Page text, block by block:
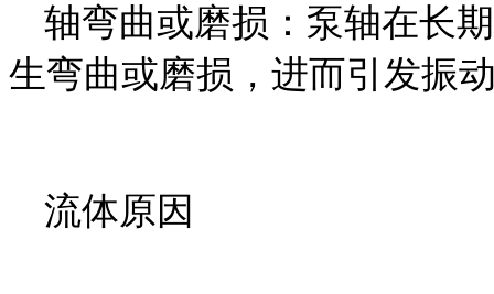
轴弯曲或磨损：泵轴在长
生弯曲或磨损，进而引发振
流体原因